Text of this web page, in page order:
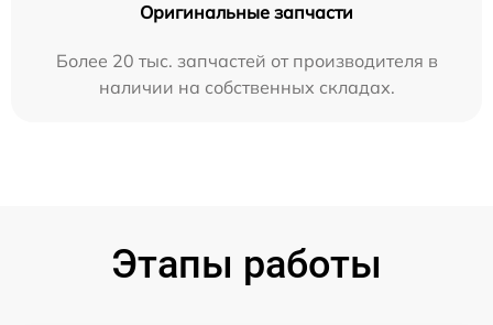
Оригинальные запчасти
Более 20 тыс. запчастей от производителя в
наличии на собственных складах.
Этапы работы